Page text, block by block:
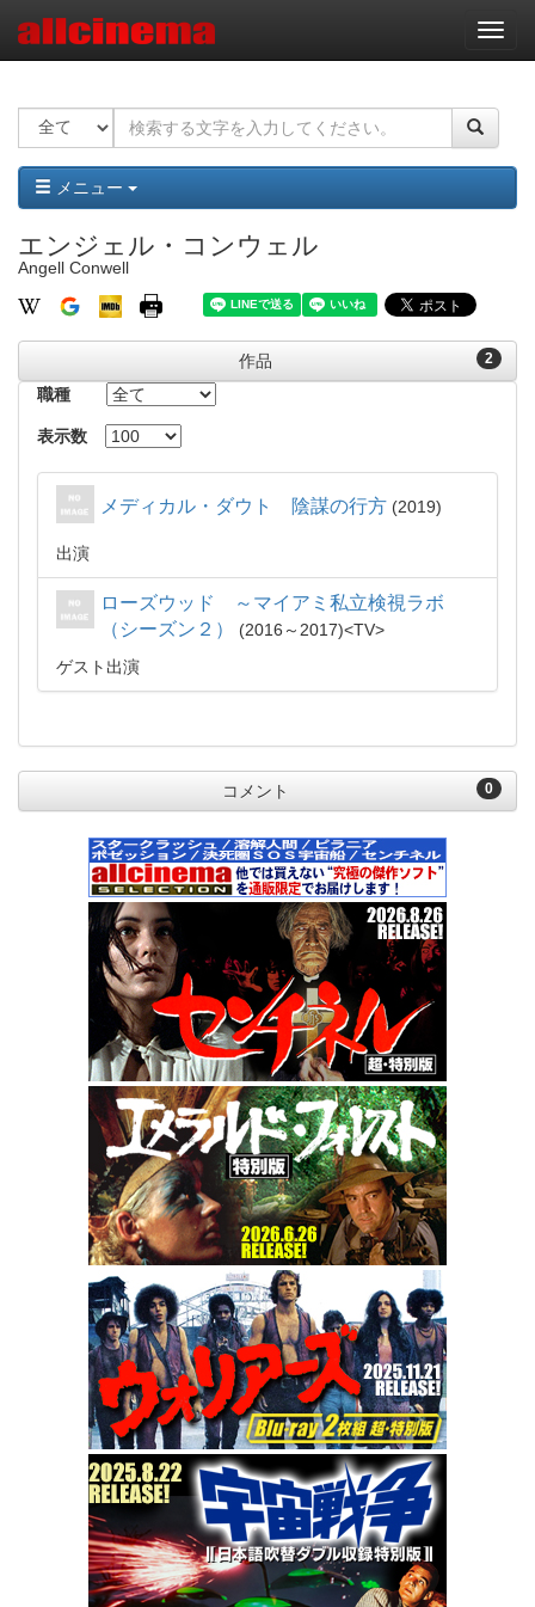
ナ
ビ
ー
ョ
ン
メニュー
エンジェル・コンウェル
Angell Conwell
2
作品
職種
表示数
メディカル・ダウト 陰謀の行方 2019
出演
ローズウッド ～マイアミ私立検視ラボ
（シーズン２）
2016～2017
TV
ゲスト出演
0
コメント